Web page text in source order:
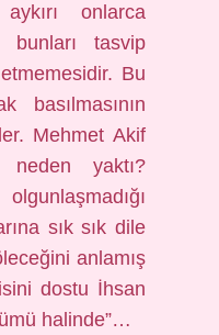
onlarca
bunları tasvip
Bu
basılmasının
Mehmet Akif
yaktı?
sık sık dile
anlamış
dostu İhsan
halinde”…